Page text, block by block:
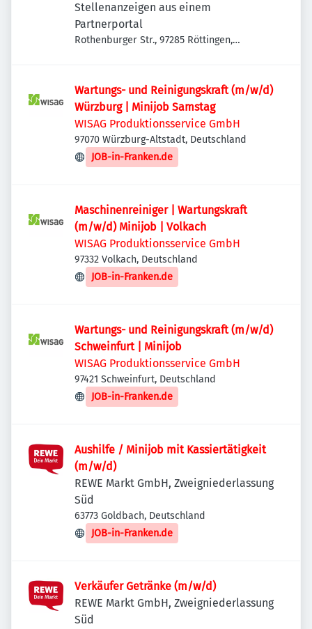
Stellenanzeigen aus einem
Partnerportal
Rothenburger Str., 97285 Röttingen,
Wartungs- und Reinigungskraft (m/w/d)
Würzburg | Minijob Samstag
WISAG Produktionsservice GmbH
97070 Würzburg-Altstadt, Deutschland
JOB-in-Franken.de
Maschinenreiniger | Wartungskraft
(m/w/d) Minijob | Volkach
WISAG Produktionsservice GmbH
97332 Volkach, Deutschland
JOB-in-Franken.de
Wartungs- und Reinigungskraft (m/w/d)
Schweinfurt | Minijob
WISAG Produktionsservice GmbH
97421 Schweinfurt, Deutschland
JOB-in-Franken.de
Aushilfe / Minijob mit Kassiertätigkeit
(m/w/d)
REWE Markt GmbH, Zweigniederlassung
Süd
63773 Goldbach, Deutschland
JOB-in-Franken.de
Verkäufer Getränke (m/w/d)
REWE Markt GmbH, Zweigniederlassung
Süd